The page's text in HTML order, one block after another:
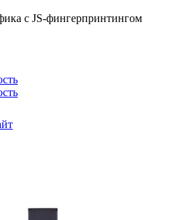
с JS-фингерпринтингом